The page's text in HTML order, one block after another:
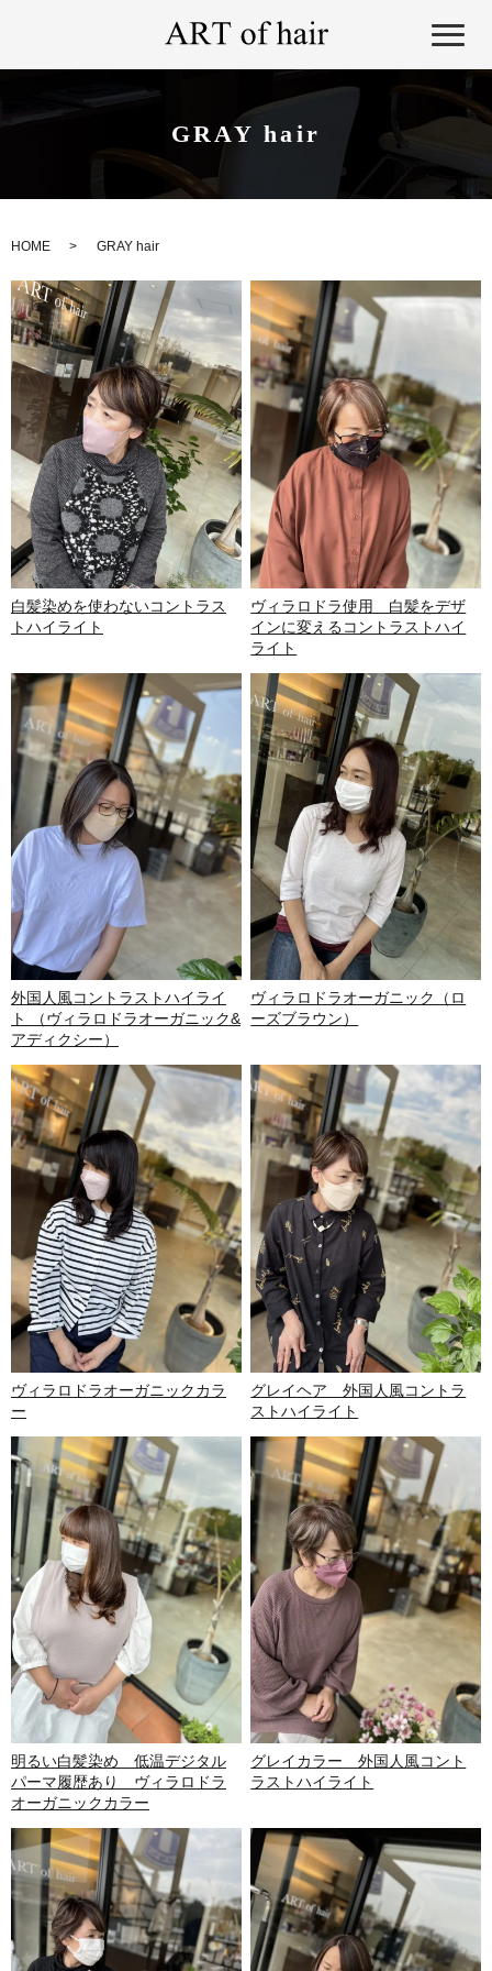
GRAY hair
HOME GRAY hair
白髪染めを使わないコントラス
トハイライト
ヴィラロドラ使用 白髪をデザ
インに変えるコントラストハイ
ライト
外国人風コントラストハイライ
ト （ヴィラロドラオーガニック&
アディクシー）
ヴィラロドラオーガニック（ロ
ーズブラウン）
ヴィラロドラオーガニックカラ
ー
グレイヘア 外国人風コントラ
ストハイライト
明るい白髪染め 低温デジタル
パーマ履歴あり ヴィラロドラ
オーガニックカラー
グレイカラー 外国人風コント
ラストハイライト